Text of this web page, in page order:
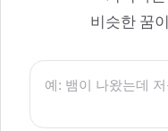
비슷한 꿈